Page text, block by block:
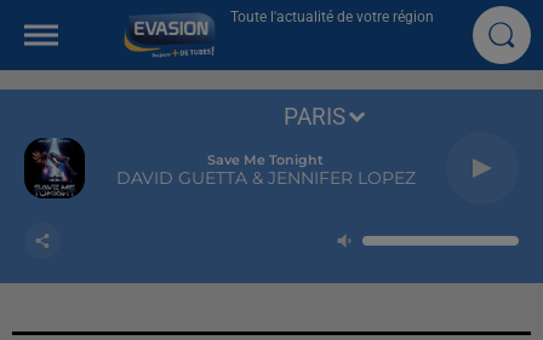
Toute l'actualité de votre région
Save Me Tonight
DAVID GUETTA & JENNIFER LOPEZ
PARIS